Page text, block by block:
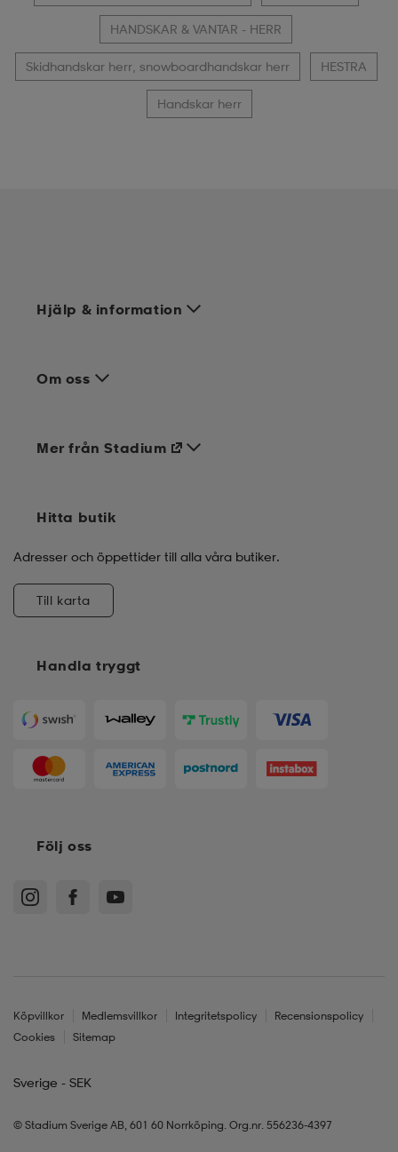
HANDSKAR & VANTAR - HERR
Skidhandskar herr, snowboardhandskar herr HESTRA
Handskar herr
Hjälp & information
Om oss
Handla tryggt
Mer från Stadium
Hitta butik
Adresser och öppettider till alla våra butiker.
Till karta
Följ oss
Köpvillkor Medlemsvillkor Integritetspolicy
Recensionspolicy
Cookies
Sitemap
Sverige - SEK
© Stadium Sverige AB, 601 60 Norrköping. Org.nr. 556236-4397